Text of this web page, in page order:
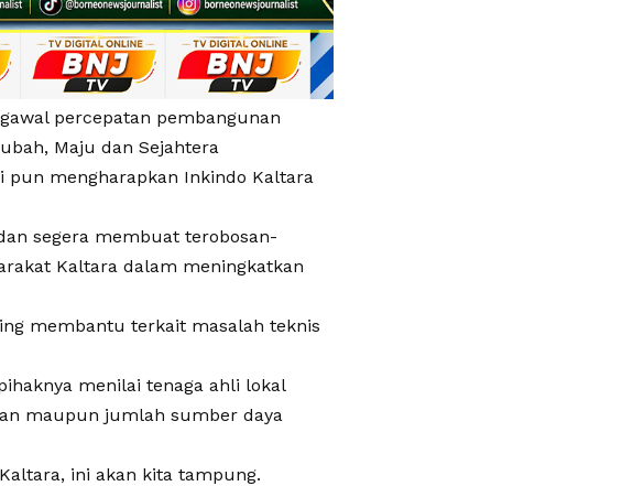
percepatan pembangunan
Maju dan Sejahtera
pun mengharapkan Inkindo Kaltara
segera membuat terobosan-
Kaltara dalam meningkatkan
membantu terkait masalah teknis
menilai tenaga ahli lokal
maupun jumlah sumber daya
ini akan kita tampung.